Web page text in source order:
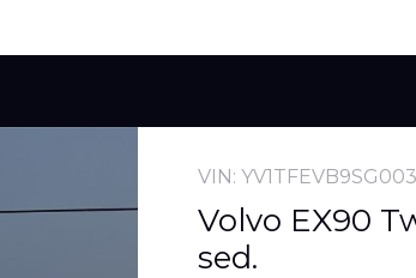
VIN:
Volvo EX90
sed.